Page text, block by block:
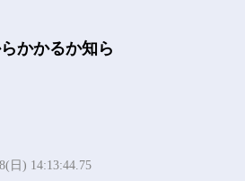
かかるか知ら
日) 14:13:44.75